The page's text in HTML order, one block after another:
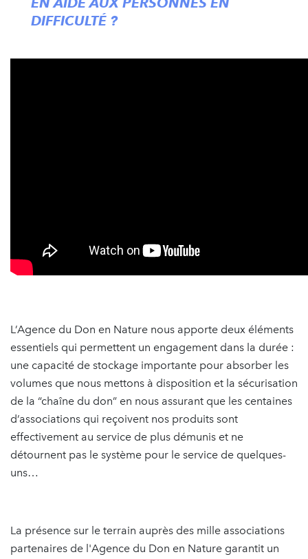
DIFFICULTÉ ?
L’Agence du Don en Nature nous apporte deux éléments
essentiels qui permettent un engagement dans la durée :
une capacité de stockage importante pour absorber les
volumes que nous mettons à disposition et la sécurisation
de la “chaîne du don” en nous assurant que les centaines
d’associations qui reçoivent nos produits sont
effectivement au service de plus démunis et ne
détournent pas le système pour le service de quelques-
uns…
La présence sur le terrain auprès des mille associations
partenaires de l'Agence du Don en Nature garantit un